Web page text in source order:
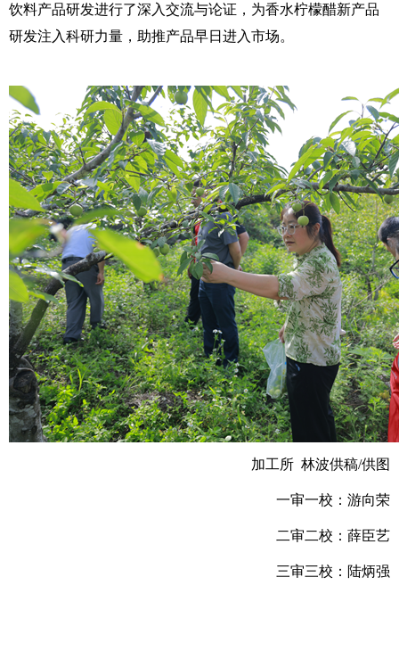
饮料产品研发进行了深入交流与论证，为香水柠檬醋新产品
研发注入科研力量，助推产品早日进入市场。
加工所 林波供稿/供图
一审一校：游向荣
二审二校：薛臣艺
三审三校：陆炳强